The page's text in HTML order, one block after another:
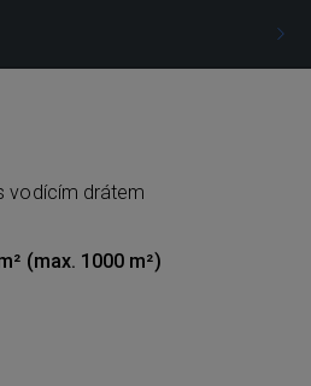
vodícím drátem
(max. 1000 m²)